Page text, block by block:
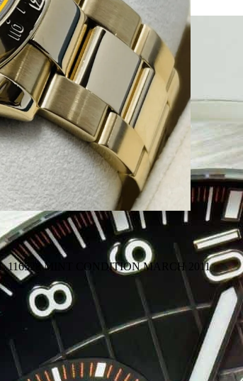
MINT CONDITION MARCH 2011